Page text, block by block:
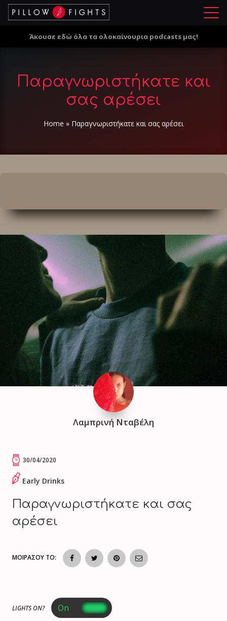
Μ
ο
Άκουσε εδώ όλα τα ολοκαίνουρια podcasts μας!
Παραγνωριστήκατε και
σας αρέσει
Home » Παραγνωριστήκατε και σας αρέσει
Λαμπρινή Νταβέλη
30/04/2020
Early Drinks
Παραγνωριστήκατε και σας
αρέσει
ΜΟΙΡΑΣΟΥ ΤΟ:
LIGHTS ON?